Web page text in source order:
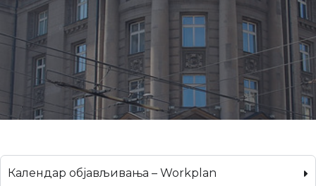
Календар објављивања – Workplan